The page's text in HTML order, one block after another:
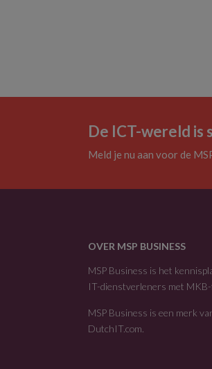
De ICT-wereld is
Meld je nu aan voor de
OVER MSP BUSINESS
MSP Business is het
IT-dienstverleners met MKB-
MSP Business is een merk
DutchIT.com